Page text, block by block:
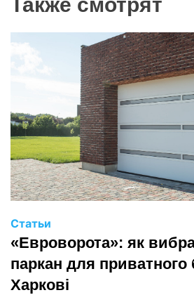
Статьи
«Евроворота»: як
паркан для приватного
Харкові